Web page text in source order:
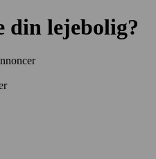
din lejebolig?